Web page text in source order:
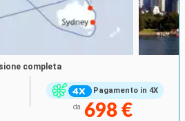
Pagamento in 4X
completa
da 698 €